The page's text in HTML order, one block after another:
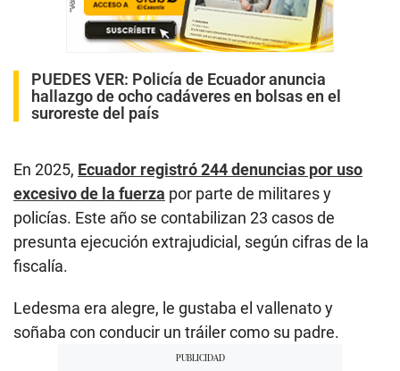
PUEDES VER: Policía de Ecuador anuncia
hallazgo de ocho cadáveres en bolsas en el
suroreste del país
En 2025, Ecuador registró 244 denuncias por uso
excesivo de la fuerza por parte de militares y
policías. Este año se contabilizan 23 casos de
presunta ejecución extrajudicial, según cifras de la
fiscalía.
Ledesma era alegre, le gustaba el vallenato y
soñaba con conducir un tráiler como su padre.